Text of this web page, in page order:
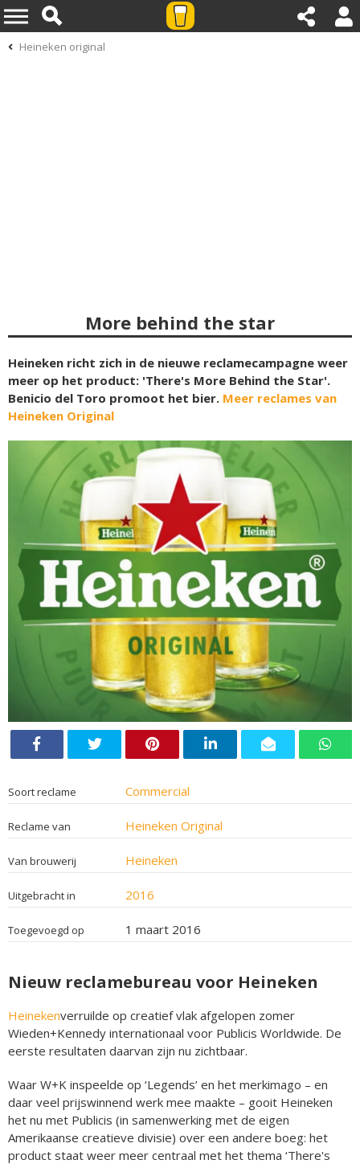
Heineken original
More behind the star
Heineken richt zich in de nieuwe reclamecampagne weer
meer op het product: 'There's More Behind the Star'.
Benicio del Toro promoot het bier. Meer reclames van
Heineken Original
Soort reclame Commercial
Reclame van Heineken Original
Van brouwerij Heineken
Uitgebracht in 2016
Toegevoegd op 1 maart 2016
Nieuw reclamebureau voor Heineken
Heinekenverruilde op creatief vlak afgelopen zomer
Wieden+Kennedy internationaal voor Publicis Worldwide. De
eerste resultaten daarvan zijn nu zichtbaar.
Waar W+K inspeelde op ‘Legends’ en het merkimago – en
daar veel prijswinnend werk mee maakte – gooit Heineken
het nu met Publicis (in samenwerking met de eigen
Amerikaanse creatieve divisie) over een andere boeg: het
product staat weer meer centraal met het thema ‘There's